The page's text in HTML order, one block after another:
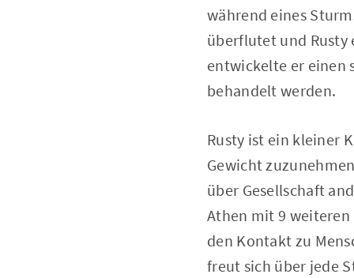
während eines
überflutet und Rusty
entwickelte er einen
behandelt werden.
Rusty ist ein kleiner
Gewicht
über Gesellschaft
Athen mit 9
den Kontakt zu
freut sich über jede